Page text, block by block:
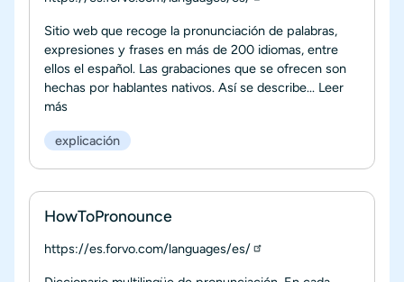
Sitio web que recoge la pronunciación de palabras,
expresiones y frases en más de 200 idiomas, entre
ellos el español. Las grabaciones que se ofrecen son
hechas por hablantes nativos. Así se describe... Leer
más
explicación
HowToPronounce
https://es.forvo.com/languages/es/